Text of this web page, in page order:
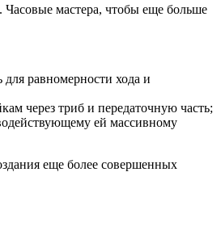
Часовые мастера, чтобы еще больше
равномерности хода и
через триб и передаточную часть;
ей массивному
еще более совершенных